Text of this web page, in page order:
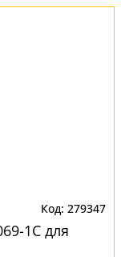
279347
1C для